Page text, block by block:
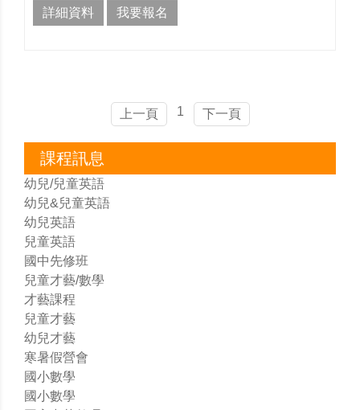
詳細資料 我要報名
上一頁 1 下一頁
課程訊息
幼兒/兒童英語
幼兒&兒童英語
幼兒英語
兒童英語
國中先修班
兒童才藝/數學
才藝課程
兒童才藝
幼兒才藝
寒暑假營會
國小數學
國小數學